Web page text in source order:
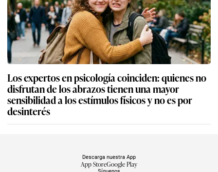
Los expertos en psicología coinciden: quienes no
disfrutan de los abrazos tienen una mayor
sensibilidad a los estímulos físicos y no es por
desinterés
Descarga nuestra App
App StoreGoogle Play